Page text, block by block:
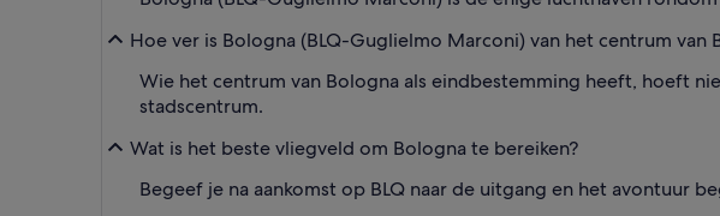
Hoe ver is Bologna (BLQ-Guglielmo Marconi) van het centrum van
Wie het centrum van Bologna als eindbestemming heeft, hoeft
stadscentrum.
Wat is het beste vliegveld om Bologna te bereiken?
Begeef je na aankomst op BLQ naar de uitgang en het avontuur